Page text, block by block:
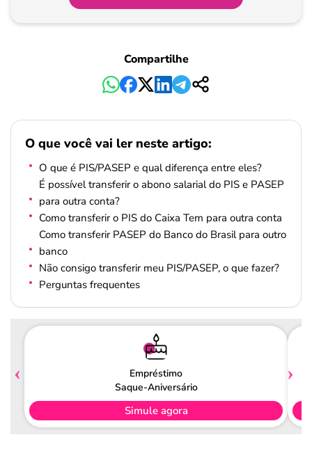
Pagamento
Compartilhe
O que você vai ler neste artigo:
O que é PIS/PASEP e qual diferença entre eles?
É possível transferir o abono salarial do PIS e PASEP
para outra conta?
Como transferir o PIS do Caixa Tem para outra conta
Como transferir PASEP do Banco do Brasil para outro
banco
Não consigo transferir meu PIS/PASEP, o que fazer?
Perguntas frequentes
Empréstimo
Saque-Aniversário
Simule agora